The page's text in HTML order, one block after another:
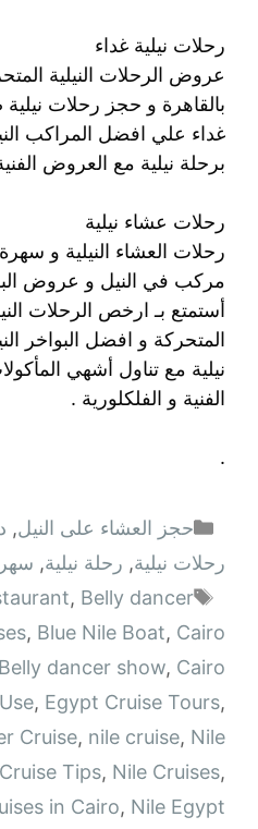
رحلات نيلية غداء
عروض الرحلات النيلية
بالقاهرة و حجز رحلات نيلية
غداء علي افضل المراكب
برحلة نيلية مع العروض
رحلات عشاء نيلية
رحلات العشاء النيلية و
مركب في النيل و عروض
أستمتع بـ ارخص الرحلات
المتحركة و افضل البواخر
نيلية مع تناول أشهي
الفنية و الفلكلورية .
.
التصنيفات
حجز العشاء على النيل,
رحلات نيلية, رحلة نيلية,
الوسوم
, Belly dancer
, Blue Nile Boat, Cairo
dancer show, Cairo
, Egypt Cruise Tours,
Cruise, nile cruise, Nile
Tips, Nile Cruises,
in Cairo, Nile Egypt